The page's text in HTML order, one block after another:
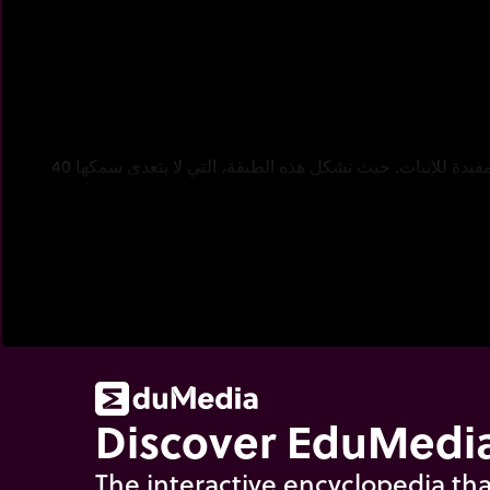
وحدها الطبقة العليا للتربة مفيدة للإنبات. حيث تشكل هذه الطبقة، التي لا يتعدى سمكها 40
Discover